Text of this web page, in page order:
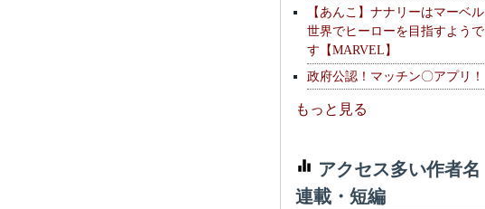
【あんこ】ナナリーはマーベル
世界でヒーローを目指すようで
す【MARVEL】
政府公認！マッチン〇アプリ！
もっと見る
アクセス多い作者名
連載・短編